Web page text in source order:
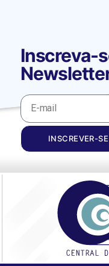
Inscreva-
INSCREVER-SE